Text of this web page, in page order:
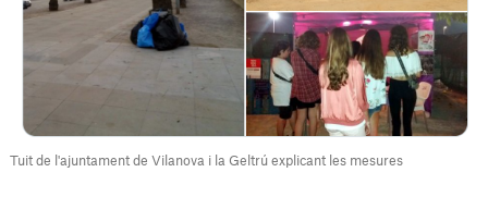
Tuit de l'ajuntament de Vilanova i la Geltrú explicant les mesures